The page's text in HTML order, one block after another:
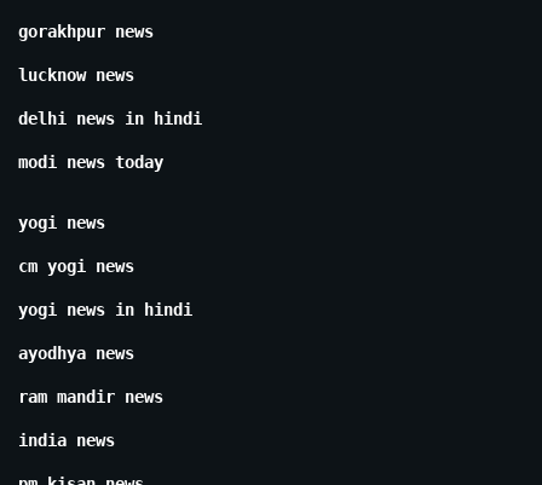
gorakhpur news
lucknow news
delhi news in hindi
modi news today
yogi news
cm yogi news
yogi news in hindi
ayodhya news
ram mandir news
india news